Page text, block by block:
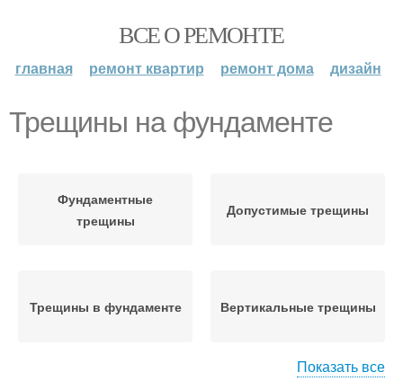
ВСЕ О РЕМОНТЕ
главная ремонт квартир ремонт дома дизайн
Трещины на фундаменте
Фундаментные
трещины
Допустимые трещины
Трещины в фундаменте Вертикальные трещины
Показать все